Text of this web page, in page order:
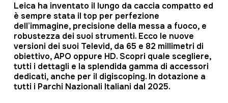
Leica ha inventato il lungo da caccia compatto ed
è sempre stata il top per perfezione
dell’immagine, precisione della messa a fuoco, e
robustezza dei suoi strumenti. Ecco le nuove
versioni dei suoi Televid, da 65 e 82 millimetri di
obiettivo, APO oppure HD. Scopri quale scegliere,
tutti i dettagli e la splendida gamma di accessori
dedicati, anche per il digiscoping. In dotazione a
tutti i Parchi Nazionali Italiani dal 2025.